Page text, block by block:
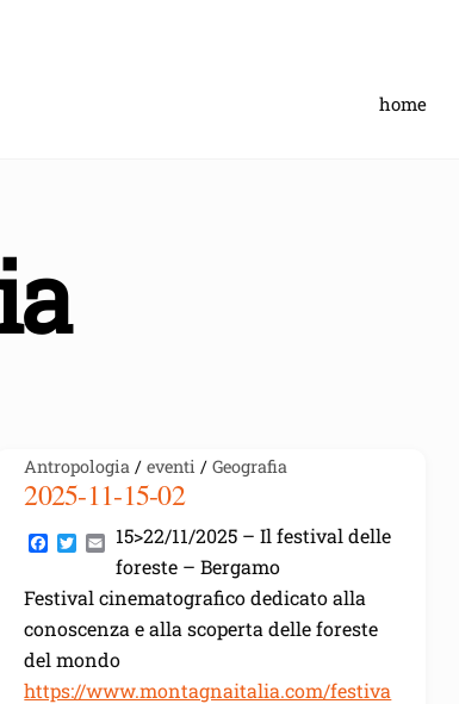
home
Antropologia / eventi / Geografia
2025-11-15-02
F
e
b
o
o
T
t
t
e
r
E
m
a
i
l
15>22/11/2025 – Il festival delle
foreste – Bergamo
Festival cinematografico dedicato alla
conoscenza e alla scoperta delle foreste
del mondo
https://www.montagnaitalia.com/festiva